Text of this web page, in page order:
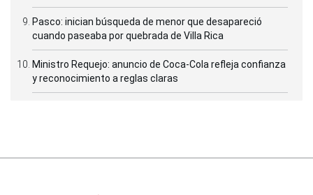
Pasco: inician búsqueda de menor que desapareció
cuando paseaba por quebrada de Villa Rica
Ministro Requejo: anuncio de Coca-Cola refleja confianza
y reconocimiento a reglas claras